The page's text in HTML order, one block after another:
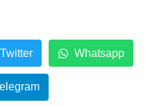
Twitter Whatsapp